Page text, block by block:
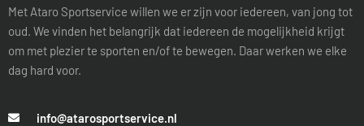
Met Ataro Sportservice willen we er zijn voor iedereen, van jong tot
oud. We vinden het belangrijk dat iedereen de mogelijkheid krijgt
om met plezier te sporten en/of te bewegen. Daar werken we elke
dag hard voor.
info@atarosportservice.nl